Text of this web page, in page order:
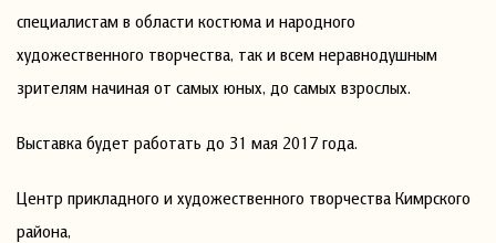
специалистам в области костюма и народного
художественного творчества, так и всем неравнодушным
зрителям начиная от самых юных, до самых взрослых.
Выставка будет работать до 31 мая 2017 года.
Центр прикладного и художественного творчества Кимрского
района,